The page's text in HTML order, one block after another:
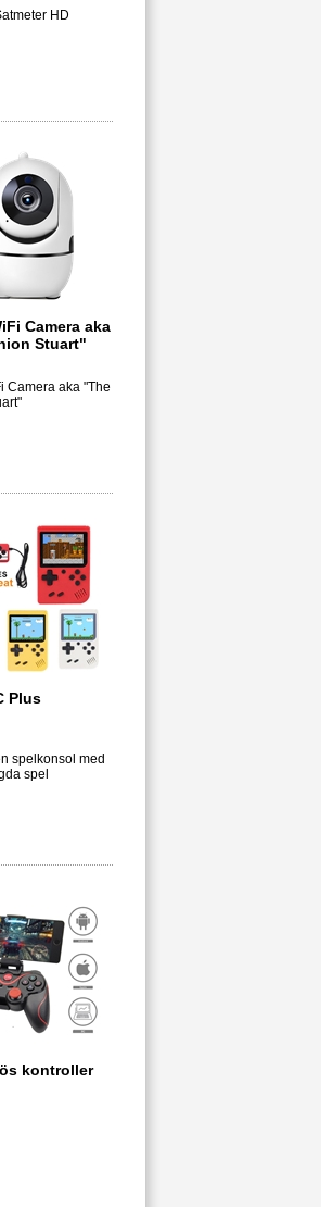
HD
Camera aka
Stuart"
Camera aka "The
Plus
spelkonsol med
spel
kontroller